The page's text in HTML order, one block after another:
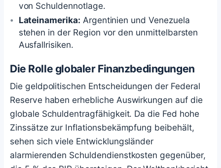
von Schuldennotlage.
Lateinamerika: Argentinien und Venezuela
stehen in der Region vor den unmittelbarsten
Ausfallrisiken.
Die Rolle globaler Finanzbedingungen
Die geldpolitischen Entscheidungen der Federal
Reserve haben erhebliche Auswirkungen auf die
globale Schuldentragfähigkeit. Da die Fed hohe
Zinssätze zur Inflationsbekämpfung beibehält,
sehen sich viele Entwicklungsländer
alarmierenden Schuldendienstkosten gegenüber,